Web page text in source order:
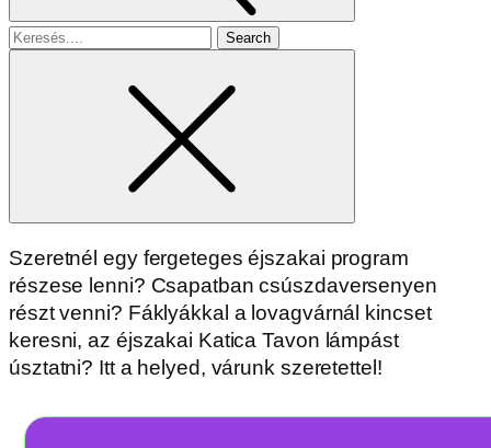
Search
Szeretnél egy fergeteges éjszakai program
részese lenni? Csapatban csúszdaversenyen
részt venni? Fáklyákkal a lovagvárnál kincset
keresni, az éjszakai Katica Tavon lámpást
úsztatni? Itt a helyed, várunk szeretettel!